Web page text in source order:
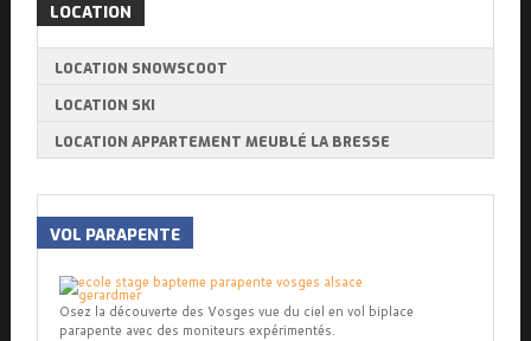
LOCATION
LOCATION SNOWSCOOT
LOCATION SKI
LOCATION APPARTEMENT MEUBLÉ LA BRESSE
VOL PARAPENTE
Osez la découverte des Vosges vue du ciel en vol biplace
parapente avec des moniteurs expérimentés.